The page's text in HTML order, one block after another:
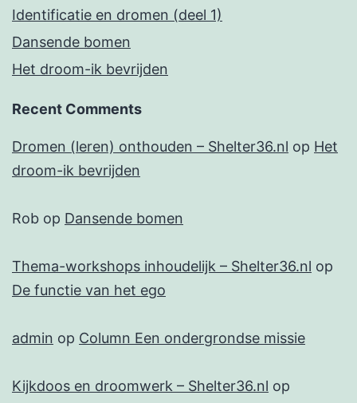
Identificatie en dromen (deel 1)
Dansende bomen
Het droom-ik bevrijden
Recent Comments
Dromen (leren) onthouden – Shelter36.nl op Het
droom-ik bevrijden
Rob op Dansende bomen
Thema-workshops inhoudelijk – Shelter36.nl op
De functie van het ego
admin op Column Een ondergrondse missie
Kijkdoos en droomwerk – Shelter36.nl op